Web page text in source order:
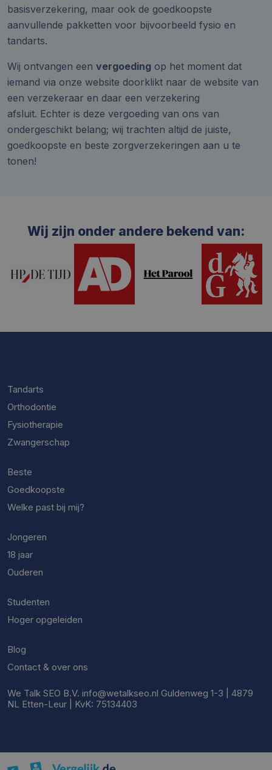
basisverzekering, maar ook de goedkoopste
aanvullende pakketten voor bijvoorbeeld fysio en
tandarts.
Wij ontvangen een vergoeding op het moment dat
iemand via onze website doorklikt naar de website van
een verzekeraar en daar een verzekering
afsluit. Echter is deze vergoeding van ons van
ondergeschikt belang; wij trachten altijd de juiste,
goedkoopste en beste zorgverzekeringen aan u te
tonen!
Wij zijn onder andere bekend van:
Tandarts
Orthodontie
Fysiotherapie
Zwangerschap
Beste
Goedkoopste
Welke past bij mij?
Jongeren
18 jaar
Ouderen
Studenten
Hoger opgeleiden
Blog
Contact & over ons
We Talk SEO B.V. info@wetalkseo.nl Guldenweg 1-3 | 4879
NL Etten-Leur | KvK: 75134403